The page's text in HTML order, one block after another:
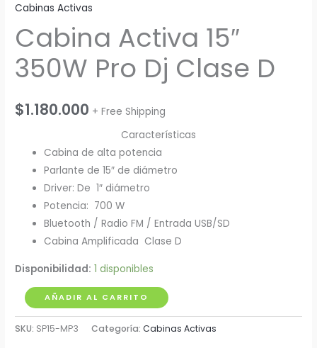
Cabinas Activas
Cabina Activa 15″
350W Pro Dj Clase D
$1.180.000 + Free Shipping
Características
Cabina de alta potencia
Parlante de 15″ de diámetro
Driver: De 1″ diámetro
Potencia: 700 W
Bluetooth / Radio FM / Entrada USB/SD
Cabina Amplificada Clase D
Disponibilidad: 1 disponibles
Cabina
Activa
15"
AÑADIR AL CARRITO
SKU: SP15-MP3 Categoría:Cabinas Activas